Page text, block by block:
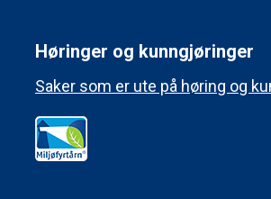
Høringer og kunngjøringer
Saker som er ute på høring og